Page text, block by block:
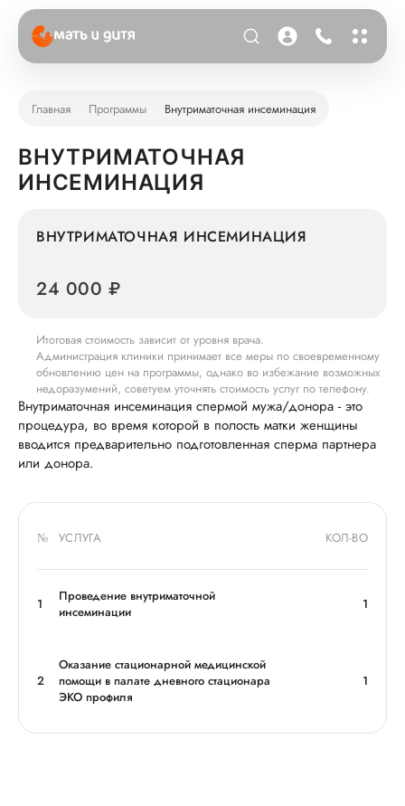
Главная Программы Внутриматочная инсеминация
ВНУТРИМАТОЧНАЯ
ИНСЕМИНАЦИЯ
Внутриматочная инсеминация спермой мужа/донора - это
процедура, во время которой в полость матки женщины
вводится предварительно подготовленная сперма партнера
или донора.
№ УСЛУГА КОЛ-ВО
1
Проведение внутриматочной
инсеминации
1
2
Оказание стационарной медицинской
помощи в палате дневного стационара
ЭКО профиля
1
ВНУТРИМАТОЧНАЯ ИНСЕМИНАЦИЯ
24 000 ₽
Итоговая стоимость зависит от уровня врача.
Администрация клиники принимает все меры по своевременному
обновлению цен на программы, однако во избежание возможных
недоразумений, советуем уточнять стоимость услуг по телефону.